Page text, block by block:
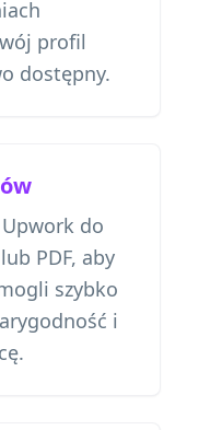
profil
dostępny.
do
PDF, aby
szybko
i